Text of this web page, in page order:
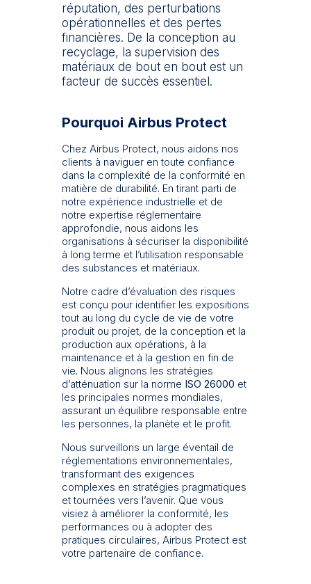
réputation, des perturbations
opérationnelles et des pertes
financières. De la conception au
recyclage, la supervision des
matériaux de bout en bout est un
facteur de succès essentiel.
Pourquoi Airbus Protect
Chez Airbus Protect, nous aidons nos
clients à naviguer en toute confiance
dans la complexité de la conformité en
matière de durabilité. En tirant parti de
notre expérience industrielle et de
notre expertise réglementaire
approfondie, nous aidons les
organisations à sécuriser la disponibilité
à long terme et l’utilisation responsable
des substances et matériaux.
Notre cadre d’évaluation des risques
est conçu pour identifier les expositions
tout au long du cycle de vie de votre
produit ou projet, de la conception et la
production aux opérations, à la
maintenance et à la gestion en fin de
vie. Nous alignons les stratégies
d’atténuation sur la norme ISO 26000 et
les principales normes mondiales,
assurant un équilibre responsable entre
les personnes, la planète et le profit.
Nous surveillons un large éventail de
réglementations environnementales,
transformant des exigences
complexes en stratégies pragmatiques
et tournées vers l’avenir. Que vous
visiez à améliorer la conformité, les
performances ou à adopter des
pratiques circulaires, Airbus Protect est
votre partenaire de confiance.